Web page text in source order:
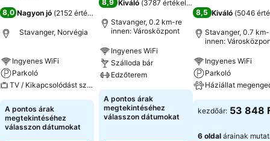
8,0 Nagyon jó (2152 értékelés
Stavanger, Norvégia
Ingyenes WiFi
Parkoló
TV / Kikapcsolódást szolgáló extrák
A pontos árak
megtekintéséhez
válasszon dátumokat
8,9 Kiváló (3787 értékelés
Stavanger, 0.2 km-re
innen: Városközpont
Ingyenes WiFi
Szálloda bár
Edzőterem
A pontos árak
megtekintéséhez
válasszon dátumokat
8,5 Kiváló (5046
Stavanger, 0.7
innen:
Ingyenes WiFi
Parkoló
Háziállat
kezdőár: 53 848
6 oldal árainak